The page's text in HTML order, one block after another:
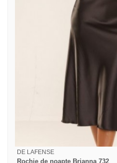
DE LAFENSE
Rochie de noapte Brianna 732